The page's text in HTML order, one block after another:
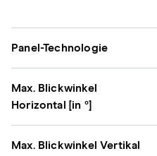
Panel-Technologie
Max. Blickwinkel
Horizontal [in °]
Max. Blickwinkel Vertikal